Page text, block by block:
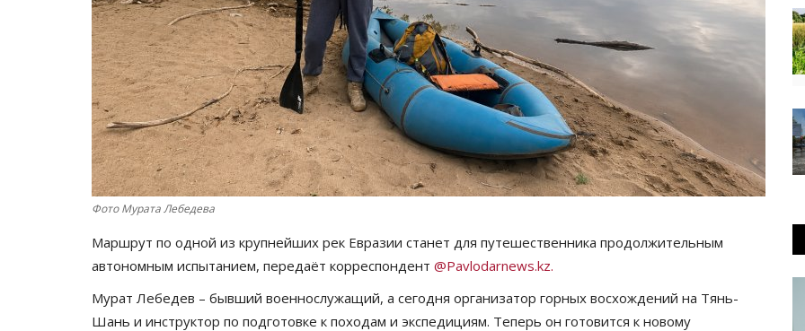
Фото Мурата Лебедева
Маршрут по одной из крупнейших рек Евразии станет для путешественника продолжительным
автономным испытанием, передаёт корреспондент @Pavlodarnews.kz.
Мурат Лебедев – бывший военнослужащий, а сегодня организатор горных восхождений на Тянь-
Шань и инструктор по подготовке к походам и экспедициям. Теперь он готовится к новому